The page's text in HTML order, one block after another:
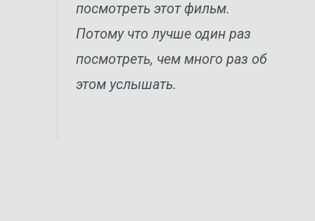
посмотреть этот фильм.
Потому что лучше один раз
посмотреть, чем много раз об
этом услышать.